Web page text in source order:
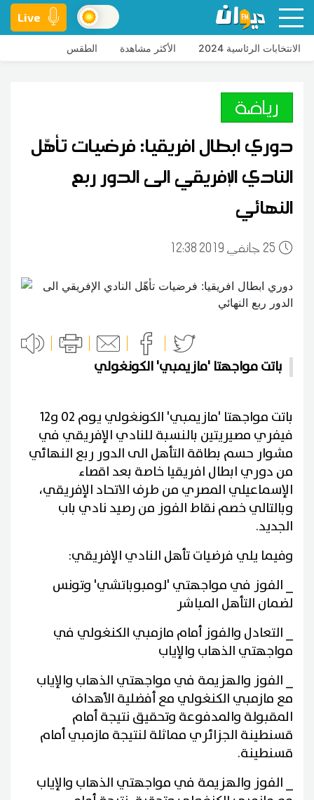
Live
الانتخابات الرئاسية 2024 الأكثر مشاهدة الطقس
رياضة
دوري ابطال افريقيا: فرضيات تأهّل
النادي الإفريقي الى الدور ربع
النهائي
25 12:38 2019 جانفي
باتت مواجهتا 'مازيمبي' الكونغولي
باتت مواجهتا 'مازيمبي' الكونغولي يوم 02 و12
فيفري مصيريتين بالنسبة للنادي الإفريقي في
مشوار حسم بطاقة التأهل الى الدور ربع النهائي
من دوري ابطال افريقيا خاصة بعد اقصاء
الإسماعيلي المصري من طرف الاتحاد الإفريقي،
وبالتالي خصم نقاط الفوز من رصيد نادي باب
الجديد.
وفيما يلي فرضيات تأهل النادي الإفريقي:
_ الفوز في مواجهتي 'لومبوباتشي' وتونس
لضمان التأهل المباشر
_ التعادل والفوز أمام مازمبي الكنغولي في
مواجهتي الذهاب والإياب
_ الفوز والهزيمة في مواجهتي الذهاب والإياب
مع مازمبي الكنغولي مع أفضلية الأهداف
المقبولة والمدفوعة وتحقيق نتيجة أمام
قسنطينة الجزائري مماثلة لنتيجة مازمبي أمام
قسنطينة.
_ الفوز والهزيمة في مواجهتي الذهاب والإياب